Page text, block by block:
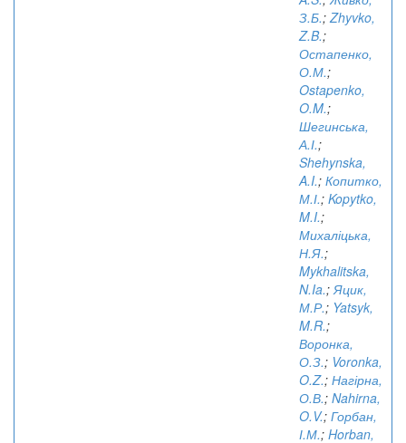
З.Б.;Zhyvko,
Z.B.;
Остапенко,
О.М.;
Ostapenko,
O.M.;
Шегинська,
А.І.;
Shehynska,
A.I.; Копитко,
М.І.; Kopytko,
M.I.;
Михаліцька,
Н.Я.;
Mykhalitska,
N.Ia.;Яцик,
М.Р.; Yatsyk,
M.R.;
Воронка,
О.З.; Voronka,
O.Z.; Нагірна,
О.В.; Nahirna,
O.V.; Горбан,
І.М.; Horban,